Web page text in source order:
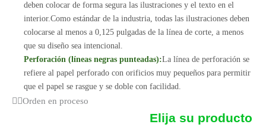
deben colocar de forma segura las ilustraciones y el texto en el
interior.Como estándar de la industria, todas las ilustraciones deben
colocarse al menos a 0,125 pulgadas de la línea de corte, a menos
que su diseño sea intencional.
Perforación (líneas negras punteadas):La línea de perforación se
refiere al papel perforado con orificios muy pequeños para permitir
que el papel se rasgue y se doble con facilidad.
Orden en proceso
Elija su producto